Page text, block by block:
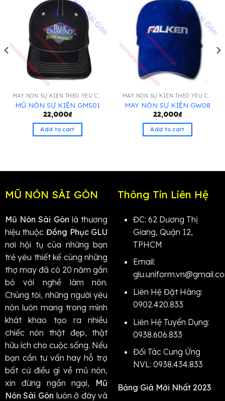
MAY NÓN SỰ KIỆN THEO YÊU CẦU
MŨ NÓN SỰ KIỆN GMS01
22,000₫
Add to cart
MAY NÓN SỰ KIỆN THEO YÊU CẦU
MAY NÓN SỰ KIỆN GW08
22,000₫
Add to cart
MŨ NÓN SÀI GÒN
Mũ Nón Sài Gòn là thương
hiệu thuộc Đồng Phục GLU
nơi hội tụ của những bạn
trẻ yêu thiết kế cùng những
thợ may đã có 20 năm gắn
bó với nghề làm nón.
Chúng tôi, những người yêu
nón luôn mang trong mình
khát khao tạo ra nhiều
chiếc nón thật đẹp, thật
hữu ích cho cuộc sống. Nếu
bạn cần tư vấn hay hỗ trợ
bất cứ điều gì về mũ nón,
xin đừng ngần ngại, Mũ
Nón Sài Gòn luôn ở đây và
Thông Tin Liên Hệ
ĐC: 62 Dương Thị
Giang, Quận 12,
TPHCM
Email:
Liên Hệ Đặt Hàng:
0902.420.833
Liên Hệ Tuyển Dụng:
0938.606.833
Đối Tác Cung Ứng
NVL: 0938.434.833
Bảng Giá Mới Nhất 2023